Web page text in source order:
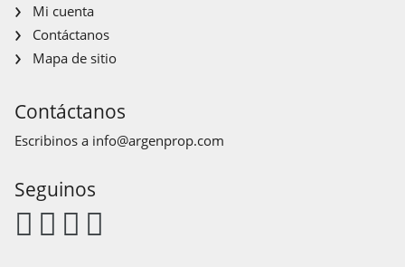
Mi cuenta
Contáctanos
Mapa de sitio
Contáctanos
Escribinos a info@argenprop.com
Seguinos